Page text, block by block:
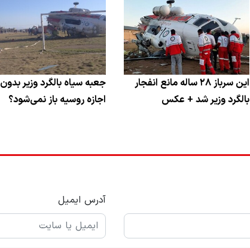
این سرباز ۲۸ ساله مانع انفجار
بالگرد وزیر شد + عکس
جعبه سیاه بالگرد وزیر بدون
اجازه روسیه باز نمی‌شود؟
آدرس ایمیل